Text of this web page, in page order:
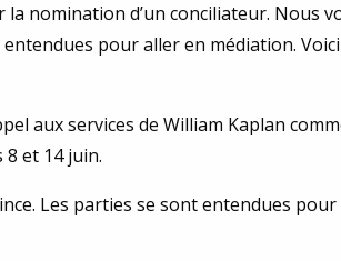
nomination d’un conciliateur. Nous
pour aller en médiation.
aux services de William Kaplan
et 14 juin.
Les parties se sont entendues